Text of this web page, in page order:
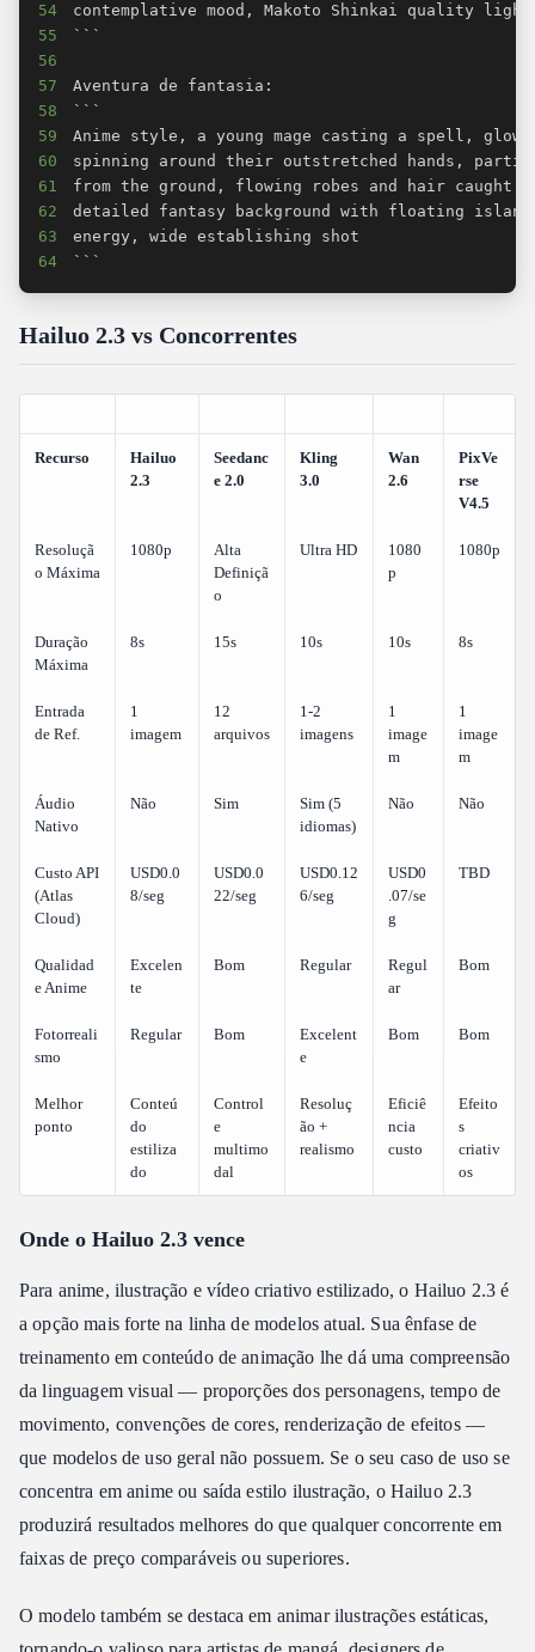
54
55
56
57
58
59
60
61
62
63
64
```
Hailuo 2.3 vs Concorrentes
Recurso
Hailuo
2.3
Seedanc
e 2.0
Kling
3.0
Wan
2.6
PixVe
rse
V4.5
Resoluçã
o Máxima
1080p
Alta
Definiçã
o
Ultra HD
1080
p
1080p
Duração
Máxima
8s 15s 10s 10s 8s
Entrada
de Ref.
1
imagem
12
arquivos
1-2
imagens
1
image
m
1
image
m
Áudio
Nativo
Não Sim
Sim (5
idiomas)
Não Não
Custo API
(Atlas
Cloud)
USD0.0
8/seg
USD0.0
22/seg
USD0.12
6/seg
USD0
.07/se
g
TBD
Qualidad
e Anime
Excelen
te
Bom Regular
Regul
ar
Bom
Fotorreali
smo
Regular Bom
Excelent
e
Bom Bom
Melhor
ponto
Conteú
do
estiliza
do
Control
e
multimo
dal
Resoluç
ão +
realismo
Eficiê
ncia
custo
Efeito
s
criativ
os
Onde o Hailuo 2.3 vence
Para anime, ilustração e vídeo criativo estilizado, o Hailuo 2.3 é
a opção mais forte na linha de modelos atual. Sua ênfase de
treinamento em conteúdo de animação lhe dá uma compreensão
da linguagem visual — proporções dos personagens, tempo de
movimento, convenções de cores, renderização de efeitos —
que modelos de uso geral não possuem. Se o seu caso de uso se
concentra em anime ou saída estilo ilustração, o Hailuo 2.3
produzirá resultados melhores do que qualquer concorrente em
faixas de preço comparáveis ou superiores.
O modelo também se destaca em animar ilustrações estáticas,